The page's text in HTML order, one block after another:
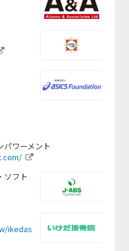
パワーメント
フト
ikedas
home